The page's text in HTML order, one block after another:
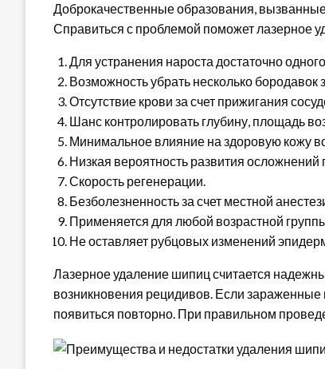
Доброкачественные образования,
Справиться с проблемой поможет лазерное
Для устранения нароста достаточно
Возможность убрать несколько бородавок
Отсутствие крови за счет прижигания
Шанс контролировать глубину, площадь
Минимальное влияние на здоровую кожу
Низкая вероятность развития осложнений
Скорость регенерации.
Безболезненность за счет местной
Применяется для любой возрастной
Не оставляет рубцовых изменений
Лазерное удаление шипиц считается
возникновения рецидивов. Если зараженные
появиться повторно. При правильном